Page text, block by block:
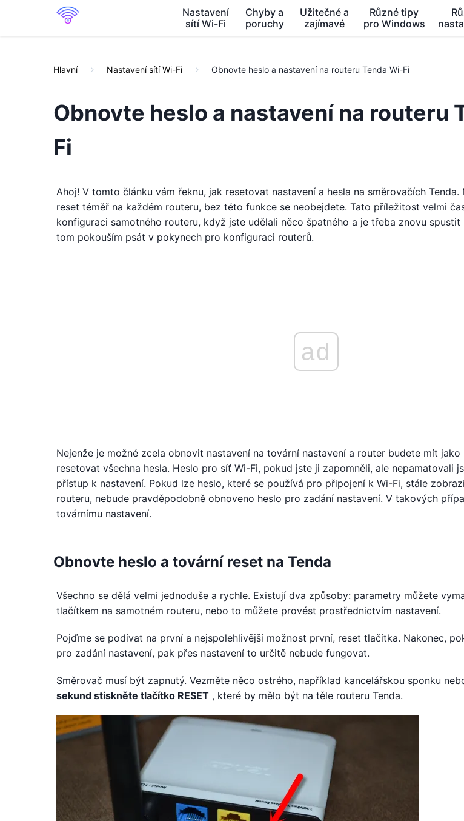
Nastavení
sítí Wi-Fi
Chyby a
poruchy
Užitečné a
zajímavé
Různé tipy
pro Windows
Hlavní Nastavení sítí Wi-Fi Obnovte heslo a nastavení na routeru Tenda Wi-Fi
Obnovte heslo a nastavení na routeru
Fi
Ahoj! V tomto článku vám řeknu, jak resetovat nastavení a hesla na směrovačích
reset téměř na každém routeru, bez této funkce se neobejdete. Tato příležitost velmi
konfiguraci samotného routeru, když jste udělali něco špatného a je třeba znovu
tom pokouším psát v pokynech pro konfiguraci routerů.
ad
Nejenže je možné zcela obnovit nastavení na tovární nastavení a router budete mít
resetovat všechna hesla. Heslo pro síť Wi-Fi, pokud jste ji zapomněli, ale nepamatovali
přístup k nastavení. Pokud lze heslo, které se používá pro připojení k Wi-Fi, stále
routeru, nebude pravděpodobně obnoveno heslo pro zadání nastavení. V takových
továrnímu nastavení.
Obnovte heslo a tovární reset na Tenda
Všechno se dělá velmi jednoduše a rychle. Existují dva způsoby: parametry můžete
tlačítkem na samotném routeru, nebo to můžete provést prostřednictvím nastavení.
Pojďme se podívat na první a nejspolehlivější možnost první, reset tlačítka. Nakonec,
pro zadání nastavení, pak přes nastavení to určitě nebude fungovat.
Směrovač musí být zapnutý. Vezměte něco ostrého, například kancelářskou sponku
sekund stiskněte tlačítko RESET , které by mělo být na těle routeru Tenda.